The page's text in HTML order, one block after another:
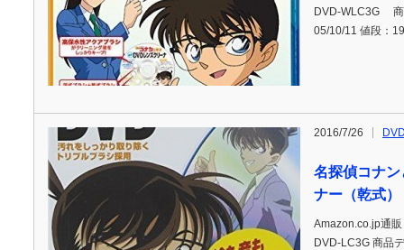
DVD-WLC3G 商
05/10/11 値段：
2016/7/26
名探偵コナ
ナー（乾式）
Amazon.co.jp通
DVD-LC3G 商品